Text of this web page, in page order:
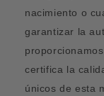
nacimiento o
garantizar la
certifica la
únicos de esta